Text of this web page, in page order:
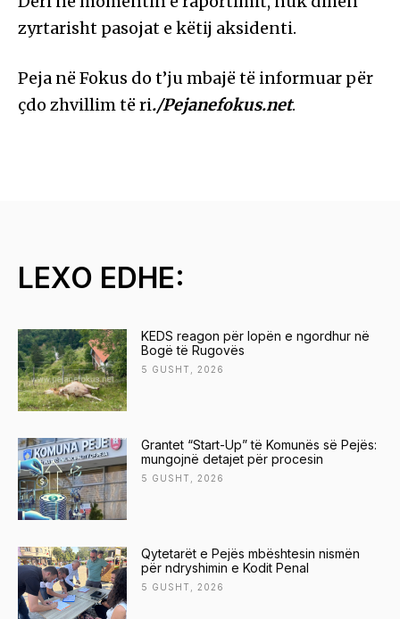
o
j
ë
s
s
zyrtarisht pasojat e këtij aksidenti.
Peja në Fokus do t’ju mbajë të informuar për
çdo zhvillim të ri./Pejanefokus.net.
LEXO EDHE:
KEDS reagon për lopën e ngordhur në
Bogë të Rugovës
5 GUSHT, 2026
Grantet “Start-Up” të Komunës së Pejës:
mungojnë detajet për procesin
5 GUSHT, 2026
Qytetarët e Pejës mbështesin nismën
për ndryshimin e Kodit Penal
5 GUSHT, 2026